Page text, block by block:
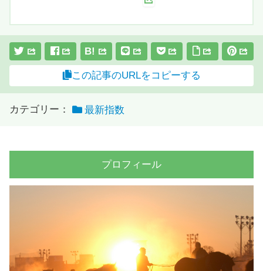
B!
この記事のURLをコピーする
カテゴリー： 最新指数
プロフィール